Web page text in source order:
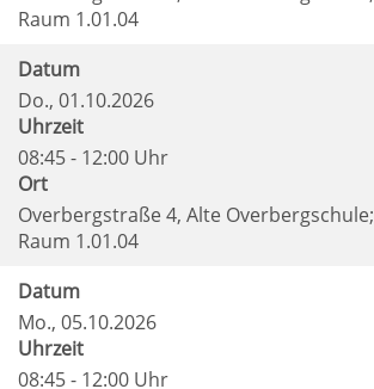
Raum 1.01.04
Datum
Do., 01.10.2026
Uhrzeit
08:45 - 12:00 Uhr
Ort
Overbergstraße 4, Alte Overbergschule;
Raum 1.01.04
Datum
Mo., 05.10.2026
Uhrzeit
08:45 - 12:00 Uhr